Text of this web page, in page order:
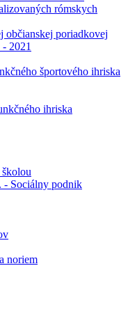
rómskych
občianskej poriadkovej
2021
športového ihriska
ihriska
školou
Sociálny podnik
noriem